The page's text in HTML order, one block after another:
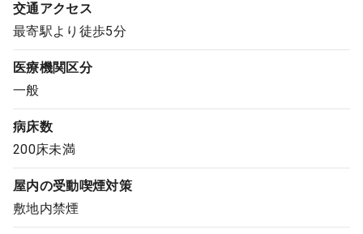
受付時間 9:00 ～ 18:00（平日）
クリニック開業
DtoDとは
お問合せ
交通アクセス
最寄駅より徒歩5分
医療機関区分
一般
病床数
200床未満
屋内の受動喫煙対策
敷地内禁煙